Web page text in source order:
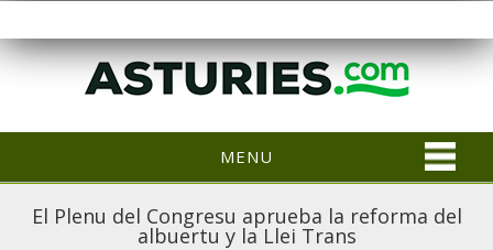
MENU
El Plenu del Congresu aprueba la reforma del
albuertu y la Llei Trans